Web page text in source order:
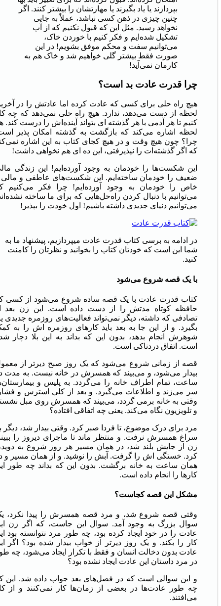
بپردازند یا یاد بگیرند یا مهارتشان را بیشتر کنند. اگر
چنین چیزی در ذهن کسی نباشد، عملاً به جایی
نخواهد رسید. مثل این که قبول نکنیم که از آب
تشکیل شده‌ایم و فکر کنیم با خوردن خاک،
می‌توانیم سفت و محکم موفق بشویم! در این
صورت فقط بیشتر گلی خواهیم شد و خاک هم به
کارمان نمی‌آید!
چرا قدرت عادت بد است؟
هیچ راه حلی برای کسی که عادت کرده اما عادتش را در
لحظه از دست می‌دهد، ندارد. هیچ راه حلی نمی‌دهد که چه
کنیم تا هر آدمی با هر گذشته ای بتواند آینده‌اش را درست کند.
لحظه اشاره می‌کند که بازگشت به گذشته امکان پذیر
چرا؟ چون هیچ وقت و در هیچ کجای کتاب به این اشاره
که اگر گذشته‌ات را نپذیرفتی، این ده ای هم نخواهی داشت!
این شکست‌ها را خودمان به وجود آورده‌ایم! این زندگی
ضعیف را خودمان ساخته‌ایم. این شکست‌های عاطفی و مالی
خاص را خودمان به وجود آورده‌ایم! چرا فکر می‌کنیم
می‌توانیم با دنبال کردن راه‌حل‌هایی که برای ما ساخته
می‌توانیم دنیای جدیدی داشته باشیم! اول خودت را بپذیر!
در ادامه به برسی کتاب قدرت عادت میپردازیم، پیشنهاد ما به
شما این است که خودتان کتاب را بخوانید و نظرتان را کامنت
کنید.
با یک قصه شروع می‌شود
کتاب قدرت عادت با یک قصه ساده شروع می‌شود از کسی
حافظه کوتاه مدتش را از دست داده است. این زن بعد
تصادفی که داشته، دیگر نمی‌تواند فعالیت‌های روزمره جدیدی
بگیرد. و از این جا به بعد باید کارهای روزمره اش را به
شوهرش انجام بدهد، بدون این که بداند به این بلا دچار
است. اتفاق دردناکی است.
قصه از زمانی شروع می‌شود که یک روز صبح دیرتر از
بیدار می‌شود، و می‌بیند که همسرش در خانه نیست. به مدت
ساعت، تمام اطراف خانه را می‌گردد. به پلیس و
سر می‌زند و اطلاعات می‌گیرد. و بعد از کلی استرس و
وقتی به خانه برمی گردد، می‌بیند که همسرش روی مبل
و تلویزیون نگاه می‌کند. یعنی چه اتفاقی افتاده؟
مرد برای درک موضوع، تا فردا صبر کرد. وقتی بیدار شد، دیگر
سراغ همسرش نرفت. و منتظر ماند تا ماجرای دیروز را
زن از جایش بلند شد، در همان مسیر هر روز شروع به
کرد. خستگی اش را گرفت. آبش را نوشید. و از همان مسیر و
همان ساعت به خانه برگشت. بدون این که بداند چه طور
کارها را انجام داده است.
مشکل این قصه کجاست؟
وقتی قصه شروع شد، و مرد قصه همسرش را پیدا نکرد،
سوال بزرگ به وجود آمد. سوال این جاست، که اگر زن
عادت را در خود ایجاد کرده بود، چه طور مرد نتوانسته بود
کار را بکند. و یک روز دیرتر از خواب بیدار شده بود؟ اگر
عادت بدون دخالت انسان و فقط با تکرار ایجاد می‌شود، چه
در مرد داستان این عادت ایجاد نشده بود؟
و این سوالی است که در فصل‌های بعد جواب داده شد. این
چه طور عادت‌ها در بعضی از زمان‌ها کار نمی‌کنند و از
می‌افتند.